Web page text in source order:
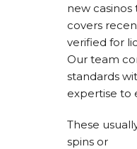
new casinos
covers
verified for
Our team
standards
expertise to
These
spins or